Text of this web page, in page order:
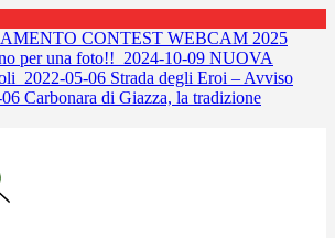
CONTEST WEBCAM 2025
per una foto!! 2024-10-09 NUOVA
2022-05-06 Strada degli Eroi – Avviso
Carbonara di Giazza, la tradizione